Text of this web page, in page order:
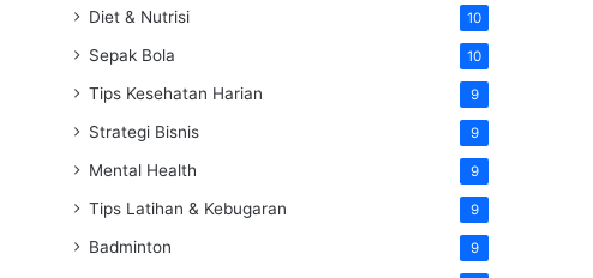
Diet & Nutrisi 10
Sepak Bola 10
Tips Kesehatan Harian 9
Strategi Bisnis 9
Mental Health 9
Tips Latihan & Kebugaran 9
Badminton 9